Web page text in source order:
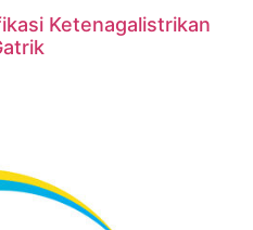
Ketenagalistrikan